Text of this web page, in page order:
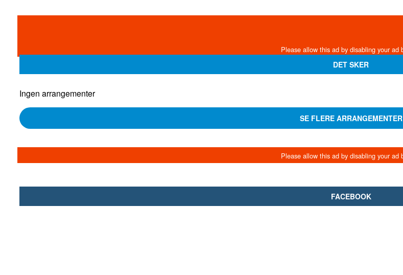
DET SKER
Ingen arrangementer
SE FLERE ARRANGEMENTER
FACEBOOK